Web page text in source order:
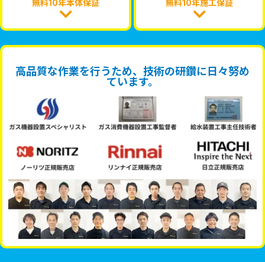
無料10年本体保証 無料10年施工保証
高品質な作業を行うため、技術の研鑽に日々努め
ています。